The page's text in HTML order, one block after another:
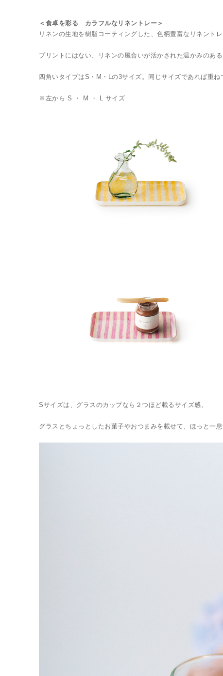
＜食卓を彩る カラフルなリネントレー＞
リネンの生地を樹脂コーティングした、色柄豊富なリネントレ
プリントにはない、リネンの風合いが活かされた温かみのあ
四角いタイプはS・M・Lの3サイズ。同じサイズであれば重ね
※左から S ・ M ・ L サイズ
Sサイズは、グラスのカップなら２つほど載るサイズ感。
グラスとちょっとしたお菓子やおつまみを載せて、ほっと一